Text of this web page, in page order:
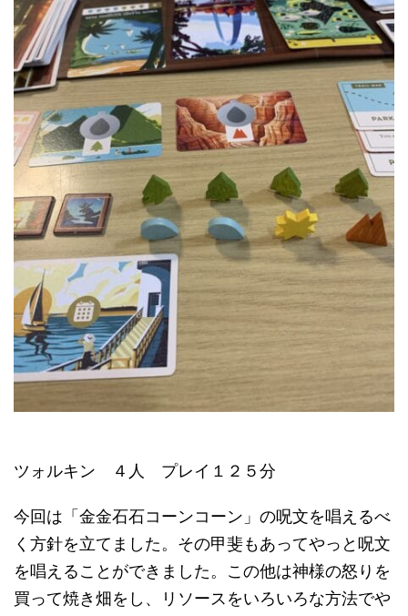
ツォルキン ４人 プレイ１２５分
今回は「金金石石コーンコーン」の呪文を唱えるべ
く方針を立てました。その甲斐もあってやっと呪文
を唱えることができました。この他は神様の怒りを
買って焼き畑をし、リソースをいろいろな方法でや